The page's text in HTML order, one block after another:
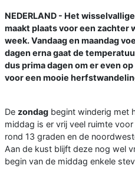
NEDERLAND - Het
maakt plaats voor een zachter
week. Vandaag en maandag
dagen erna gaat de
dus prima dagen om er even
voor een mooie
De zondag begint winderig met
middag is er vrij veel ruimte
rond 13 graden en de
Aan de kust blijft deze nog wel
begin van de middag enkele